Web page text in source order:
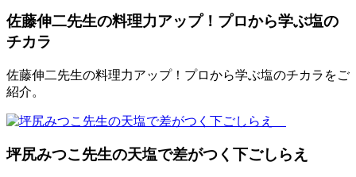
佐藤伸二先生の料理力アップ！プロから学ぶ塩の
チカラ
佐藤伸二先生の料理力アップ！プロから学ぶ塩のチカラをご
紹介。
坪尻みつこ先生の天塩で差がつく下ごしらえ